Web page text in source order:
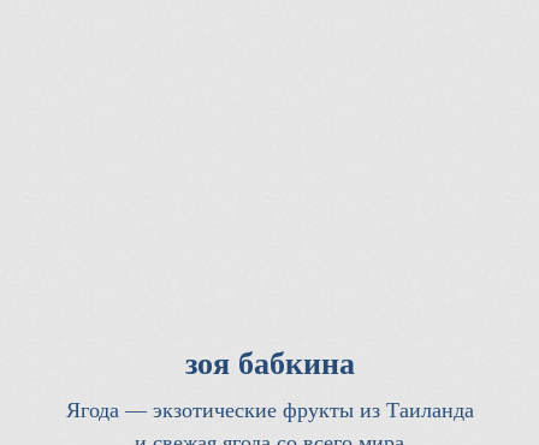
зоя бабкина
Ягода — экзотические фрукты из Таиланда